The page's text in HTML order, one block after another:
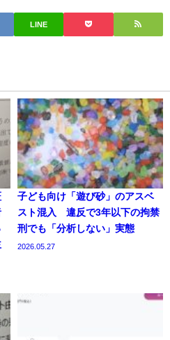
LINE
子ども向け「遊び砂」のアスベ
スト混入 違反で3年以下の拘禁
刑でも「分析しない」実態
2026.05.27